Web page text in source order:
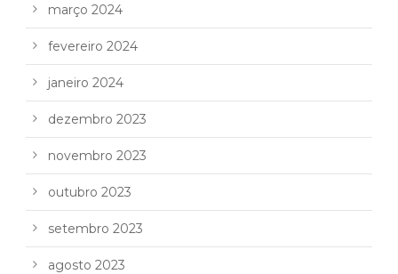
março 2024
fevereiro 2024
janeiro 2024
dezembro 2023
novembro 2023
outubro 2023
setembro 2023
agosto 2023